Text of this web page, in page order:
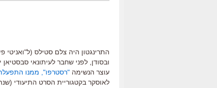
התרינגטון היה צלם סטילס
ובסודן, לפני שחבר לעיתונאי
עוצר הנשימה "רסטרפו", ממנו
לאוסקר בקטגוריית הסרט התיעודי